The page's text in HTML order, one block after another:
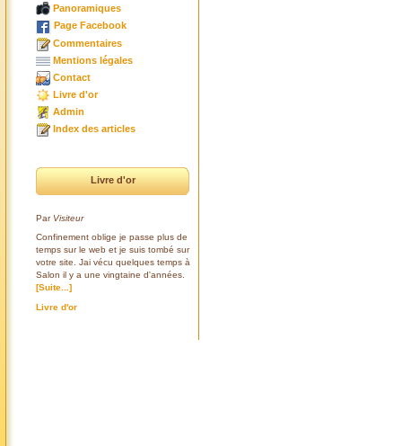
Panoramiques
Page Facebook
Commentaires
Mentions légales
Contact
Livre d'or
Admin
Index des articles
Livre d'or
Par Visiteur
Confinement oblige je passe plus de
temps sur le web et je suis tombé sur
votre site. Jai vécu quelques temps à
Salon il y a une vingtaine d'années.
[Suite...]
Livre d'or